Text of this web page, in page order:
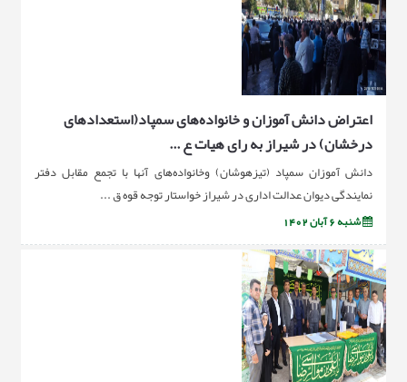
اعتراض دانش آموزان و خانواده‌های سمپاد(استعدادهای
درخشان) در شیراز به رای هیات ع ...
دانش آموزان سمپاد (تیزهوشان) وخانواده‌های آنها با تجمع مقابل دفتر
نمایندگی دیوان عدالت اداری در شیراز خواستار توجه قوه ق ...
شنبه 6 آبان 1402